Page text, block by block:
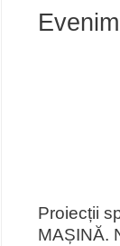
Proiecții
MAȘINĂ.